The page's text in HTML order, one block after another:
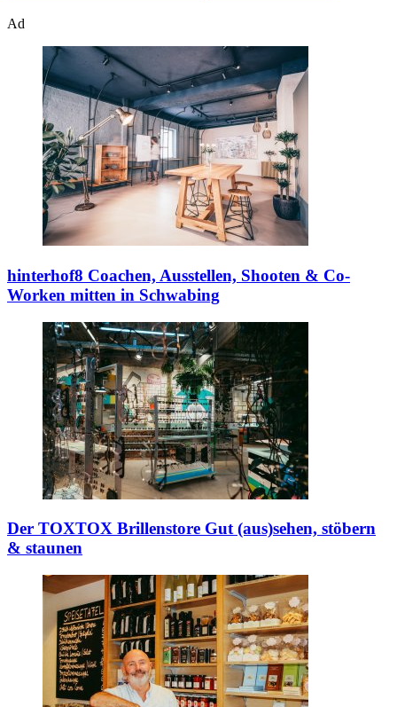
Ad
hinterhof8 Coachen, Ausstellen, Shooten & Co-
Worken mitten in Schwabing
Der TOXTOX Brillenstore Gut (aus)sehen, stöbern
& staunen